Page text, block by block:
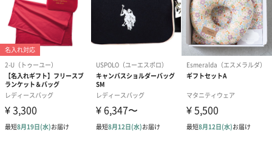
フラワーテディベア
（2,390円）
テディベア（バニラ）
テディベア（
ル）（1,760円